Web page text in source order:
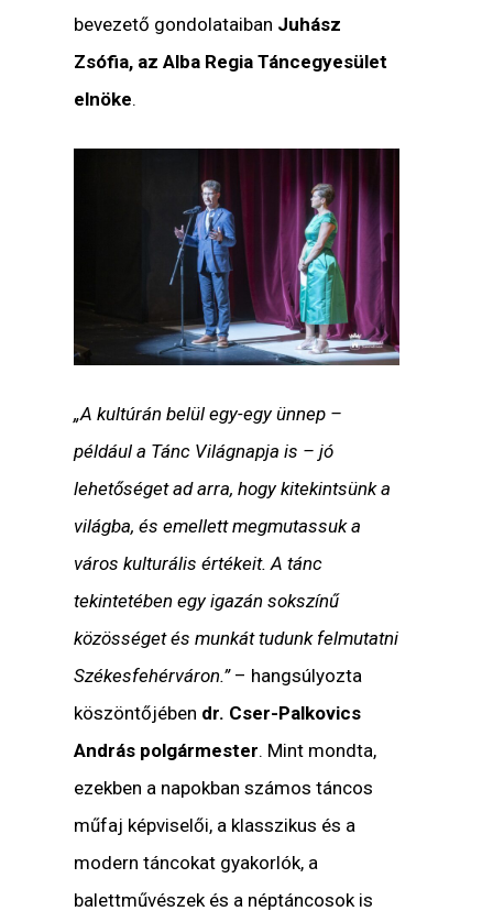
bevezető gondolataiban Juhász
Zsófia, az Alba Regia Táncegyesület
elnöke.
„A kultúrán belül egy-egy ünnep –
például a Tánc Világnapja is – jó
lehetőséget ad arra, hogy kitekintsünk a
világba, és emellett megmutassuk a
város kulturális értékeit. A tánc
tekintetében egy igazán sokszínű
közösséget és munkát tudunk felmutatni
Székesfehérváron.”– hangsúlyozta
köszöntőjében dr. Cser-Palkovics
András polgármester. Mint mondta,
ezekben a napokban számos táncos
műfaj képviselői, a klasszikus és a
modern táncokat gyakorlók, a
balettművészek és a néptáncosok is